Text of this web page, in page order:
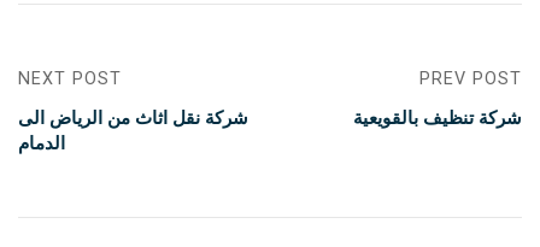
PREV POST
شركة تنظيف بالقويعية
NEXT POST
شركة نقل اثاث من الرياض الى
الدمام